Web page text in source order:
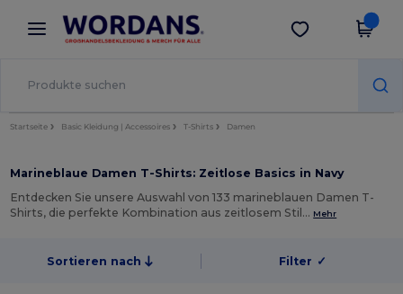
× Wordans App
Bessere Preise in der App!
App holen
Startseite Basic Kleidung | Accessoires T-Shirts Damen
Marineblaue Damen T-Shirts: Zeitlose Basics in Navy
Entdecken Sie unsere Auswahl von 133 marineblauen Damen T-
Shirts, die perfekte Kombination aus zeitlosem Stil… Mehr
Sortieren nach Filter ✓